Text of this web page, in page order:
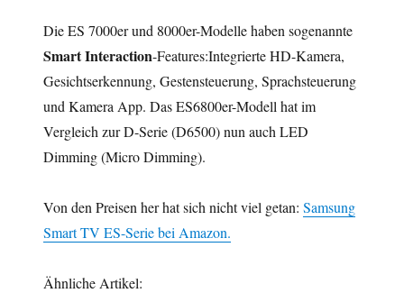
Die ES 7000er und 8000er-Modelle haben sogenannte
Smart Interaction-Features:Integrierte HD-Kamera,
Gesichtserkennung, Gestensteuerung, Sprachsteuerung
und Kamera App. Das ES6800er-Modell hat im
Vergleich zur D-Serie (D6500) nun auch LED
Dimming (Micro Dimming).
Von den Preisen her hat sich nicht viel getan: Samsung
Smart TV ES-Serie bei Amazon.
Ähnliche Artikel: